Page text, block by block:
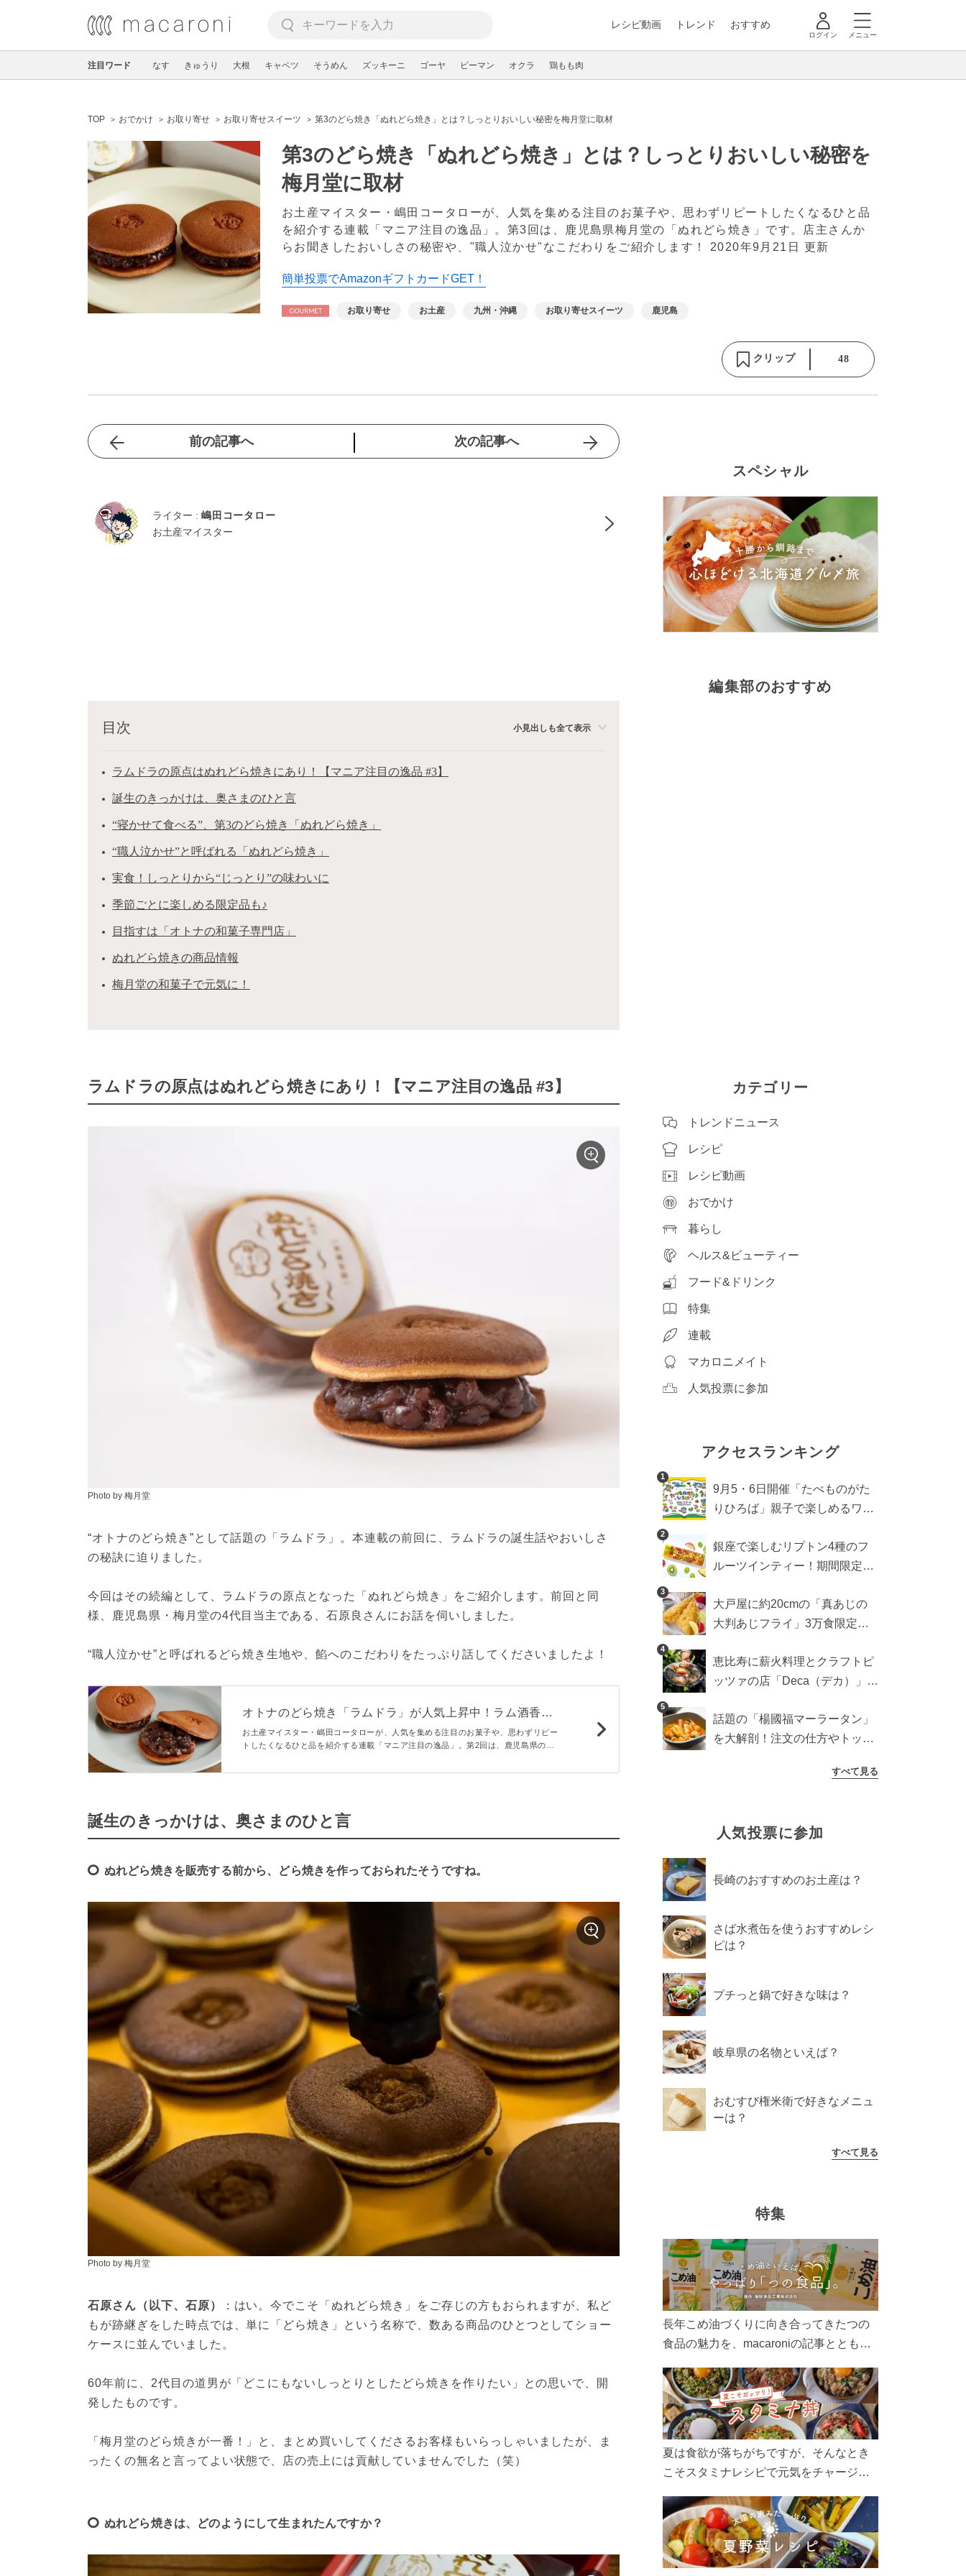
レシピ動画 トレンド おすすめ
ログイン メニュー
注目ワード なす きゅうり 大根 キャベツ そうめん ズッキーニ ゴーヤ ピーマン オクラ 鶏もも肉
TOP おでかけ お取り寄せ お取り寄せスイーツ 第3のどら焼き「ぬれどら焼き」とは？しっとりおいしい秘密を梅月堂に取材
第3のどら焼き「ぬれどら焼き」とは？しっとりおいしい秘密を
梅月堂に取材
お土産マイスター・嶋田コータローが、人気を集める注目のお菓子や、思わずリピートしたくなるひと品
を紹介する連載「マニア注目の逸品」。第3回は、鹿児島県梅月堂の「ぬれどら焼き」です。店主さんか
らお聞きしたおいしさの秘密や、"職人泣かせ"なこだわりをご紹介します！ 2020年9月21日 更新
簡単投票でAmazonギフトカードGET！
お取り寄せ お土産 九州・沖縄 お取り寄せスイーツ 鹿児島
クリップ 48
前の記事へ 次の記事へ
ライター : 嶋田コータロー
お土産マイスター
目次 小見出しも全て表示
ラムドラの原点はぬれどら焼きにあり！【マニア注目の逸品 #3】
誕生のきっかけは、奥さまのひと言
“寝かせて食べる”、第3のどら焼き「ぬれどら焼き」
“職人泣かせ”と呼ばれる「ぬれどら焼き」
実食！しっとりから“じっとり”の味わいに
季節ごとに楽しめる限定品も♪
目指すは「オトナの和菓子専門店」
ぬれどら焼きの商品情報
梅月堂の和菓子で元気に！
ラムドラの原点はぬれどら焼きにあり！【マニア注目の逸品 #3】
Photo by 梅月堂
“オトナのどら焼き”として話題の「ラムドラ」。本連載の前回に、ラムドラの誕生話やおいしさ
の秘訣に迫りました。
今回はその続編として、ラムドラの原点となった「ぬれどら焼き」をご紹介します。前回と同
様、鹿児島県・梅月堂の4代目当主である、石原良さんにお話を伺いしました。
“職人泣かせ”と呼ばれるどら焼き生地や、餡へのこだわりをたっぷり話してくださいましたよ！
オトナのどら焼き「ラムドラ」が人気上昇中！ラム酒香る
新感覚のどら焼きとは
お土産マイスター・嶋田コータローが、人気を集める注目のお菓子や、思わずリピー
トしたくなるひと品を紹介する連載「マニア注目の逸品」。第2回は、鹿児島県の梅
のひと品。おいしさの秘密をご紹介します！
誕生のきっかけは、奥さまのひと言
ぬれどら焼きを販売する前から、どら焼きを作っておられたそうですね。
Photo by 梅月堂
石原さん（以下、石原）
：はい。今でこそ「ぬれどら焼き」をご存じの方もおられますが、私ど
もが跡継ぎをした時点では、単に「どら焼き」という名称で、数ある商品のひとつとしてショー
ケースに並んでいました。
60年前に、2代目の道男が「どこにもないしっとりとしたどら焼きを作りたい」との思いで、開
発したものです。
「梅月堂のどら焼きが一番！」と、まとめ買いしてくださるお客様もいらっしゃいましたが、ま
ったくの無名と言ってよい状態で、店の売上には貢献していませんでした（笑）
ぬれどら焼きは、どのようにして生まれたんですか？
スペシャル
編集部のおすすめ
カテゴリー
トレンドニュース
レシピ
レシピ動画
おでかけ
暮らし
ヘルス&ビューティー
フード&ドリンク
特集
連載
マカロニメイト
人気投票に参加
アクセスランキング
1
9月5・6日開催「たべものがた
りひろば」親子で楽しめるワー
ーなどをご紹介
2
銀座で楽しむリプトン4種のフ
ルーツインティー！期間限定キ
3
大戸屋に約20cmの「真あじの
大判あじフライ」3万食限定で
メニュー
4
恵比寿に薪火料理とクラフトピ
ッツァの店「Deca（デカ）」が
ストラン
5
話題の「楊國福マーラータン」
を大解剖！注文の仕方やトッピ
すべて見る
人気投票に参加
長崎のおすすめのお土産は？
さば水煮缶を使うおすすめレシ
ピは？
プチっと鍋で好きな味は？
岐阜県の名物といえば？
おむすび権米衛で好きなメニュ
ーは？
すべて見る
特集
長年こめ油づくりに向き合ってきたつの
食品の魅力を、macaroniの記事とともに
ん、製造現場や品質へのこだわりまで。
こめ油をもっと好きになるコンテンツを
ぜひお楽しみください。
夏は食欲が落ちがちですが、そんなとき
こそスタミナレシピで元気をチャージ！
リ食べて、夏バテを吹き飛ばしましょ
う！